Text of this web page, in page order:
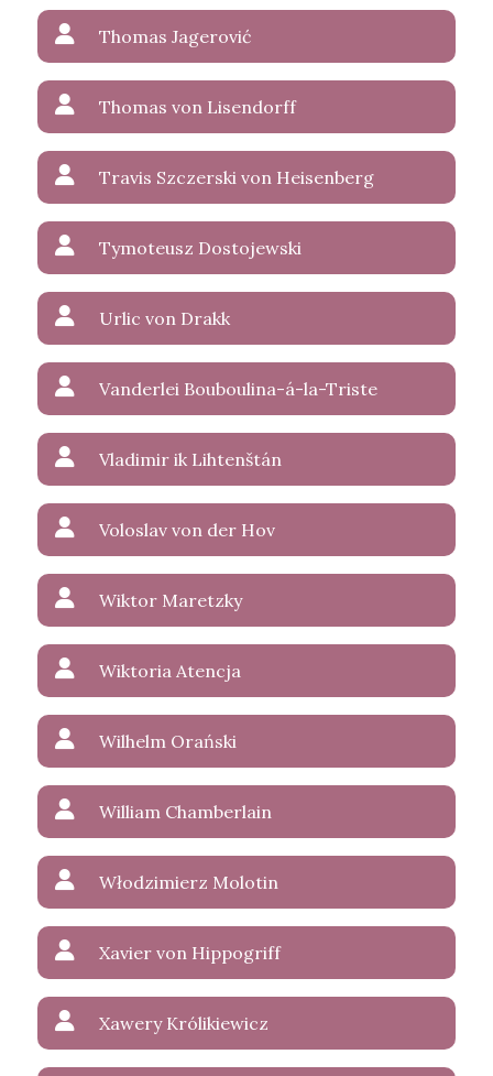
Thomas Jagerović
Thomas von Lisendorff
Travis Szczerski von Heisenberg
Tymoteusz Dostojewski
Urlic von Drakk
Vanderlei Bouboulina-á-la-Triste
Vladimir ik Lihtenštán
Voloslav von der Hov
Wiktor Maretzky
Wiktoria Atencja
Wilhelm Orański
William Chamberlain
Włodzimierz Molotin
Xavier von Hippogriff
Xawery Królikiewicz